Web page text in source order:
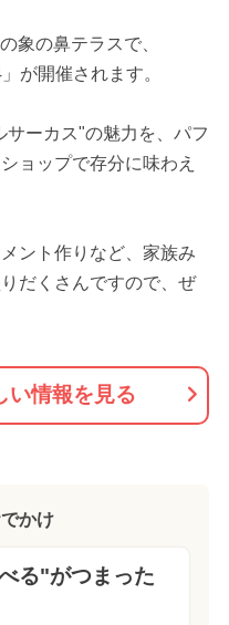
象の鼻テラスで、
が開催されます。
ーカス"の魅力を、パフ
ョップで存分に味わえ
ント作りなど、家族み
だくさんですので、ぜ
い情報を見る
かけ
る"がつまった